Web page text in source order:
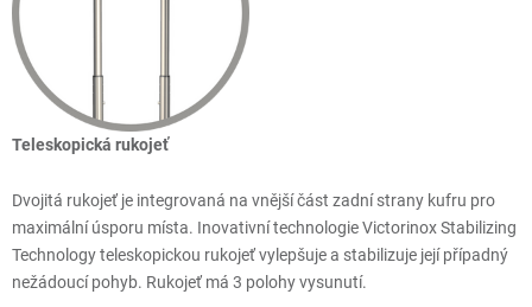
Teleskopická rukojeť
Dvojitá rukojeť je integrovaná na vnější část zadní strany kufru pro
maximální úsporu místa. Inovativní technologie Victorinox Stabilizing
Technology teleskopickou rukojeť vylepšuje a stabilizuje její případný
nežádoucí pohyb. Rukojeť má 3 polohy vysunutí.